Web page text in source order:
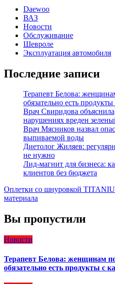
Daewoo
ВАЗ
Новости
Обслуживание
Шевроле
Эксплуатация автомобиля
Последние записи
Терапевт Белова:
обязательно есть
Врач Свиридова
нарушениях вреден
Врач Мясников назвал
выпиваемой воды
Диетолог Жиляев:
не нужно
Лид-магнит для бизнеса:
клиентов без бюджета
Оплетки со шнуровкой
материала
Вы пропустили
Новости
Терапевт Белова: женщинам
обязательно есть продукты с